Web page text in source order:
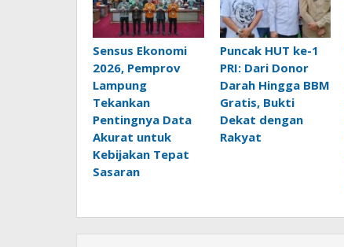
Sensus Ekonomi
2026, Pemprov
Lampung
Tekankan
Pentingnya Data
Akurat untuk
Kebijakan Tepat
Sasaran
Puncak HUT ke-1
PRI: Dari Donor
Darah Hingga BBM
Gratis, Bukti
Dekat dengan
Rakyat